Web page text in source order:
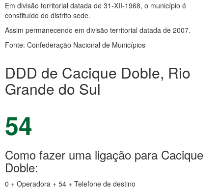
Em divisão territorial datada de 31-XII-1968, o município é
constituído do distrito sede.
Assim permanecendo em divisão territorial datada de 2007.
Fonte: Confederação Nacional de Municípios
DDD de Cacique Doble, Rio
Grande do Sul
54
Como fazer uma ligação para Cacique
Doble:
0 + Operadora + 54 + Telefone de destino